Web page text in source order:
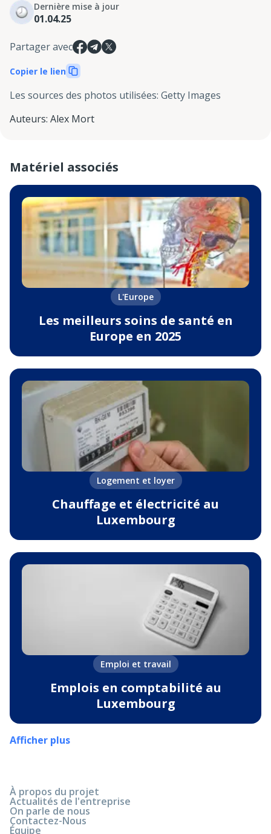
Dernière mise à jour
01.04.25
Partager avec
Copier le lien
Les sources des photos utilisées: Getty Images
Auteurs: Alex Mort
Matériel associés
L'Europe
Les meilleurs soins de santé en
Europe en 2025
Logement et loyer
Chauffage et électricité au
Luxembourg
Emploi et travail
Emplois en comptabilité au
Luxembourg
Afficher plus
À propos du projet
Actualités de l'entreprise
On parle de nous
Contactez-Nous
Équipe